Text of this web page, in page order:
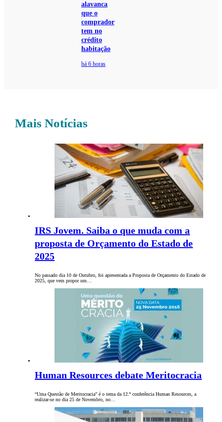
alavanca
que o
comprador
tem no
crédito
habitação
há 6 horas
Mais Notícias
IRS Jovem. Saiba o que muda com a
proposta de Orçamento do Estado de
2025
No passado dia 10 de Outubro, foi apresentada a Proposta de Orçamento do Estado de
2025, que vem propor um…
Human Resources debate Meritocracia
“Uma Questão de Meritocracia” é o tema da 12.ª conferência Human Resources, a
realizar-se no dia 25 de Novembro, no…